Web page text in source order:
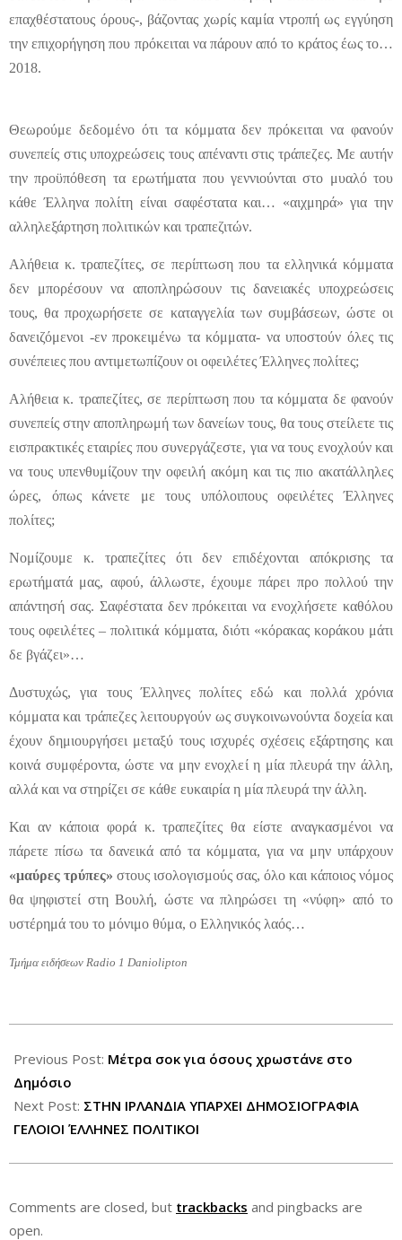
επαχθέστατους όρους-, βάζοντας χωρίς καμία ντροπή ως εγγύηση
την επιχορήγηση που πρόκειται να πάρουν από το κράτος έως το…
2018.
Θεωρούμε δεδομένο ότι τα κόμματα δεν πρόκειται να φανούν
συνεπείς στις υποχρεώσεις τους απέναντι στις τράπεζες. Με αυτήν
την προϋπόθεση τα ερωτήματα που γεννιούνται στο μυαλό του
κάθε Έλληνα πολίτη είναι σαφέστατα και… «αιχμηρά» για την
αλληλεξάρτηση πολιτικών και τραπεζιτών.
Αλήθεια κ. τραπεζίτες, σε περίπτωση που τα ελληνικά κόμματα
δεν μπορέσουν να αποπληρώσουν τις δανειακές υποχρεώσεις
τους, θα προχωρήσετε σε καταγγελία των συμβάσεων, ώστε οι
δανειζόμενοι -εν προκειμένω τα κόμματα- να υποστούν όλες τις
συνέπειες που αντιμετωπίζουν οι οφειλέτες Έλληνες πολίτες;
Αλήθεια κ. τραπεζίτες, σε περίπτωση που τα κόμματα δε φανούν
συνεπείς στην αποπληρωμή των δανείων τους, θα τους στείλετε τις
εισπρακτικές εταιρίες που συνεργάζεστε, για να τους ενοχλούν και
να τους υπενθυμίζουν την οφειλή ακόμη και τις πιο ακατάλληλες
ώρες, όπως κάνετε με τους υπόλοιπους οφειλέτες Έλληνες
πολίτες;
Νομίζουμε κ. τραπεζίτες ότι δεν επιδέχονται απόκρισης τα
ερωτήματά μας, αφού, άλλωστε, έχουμε πάρει προ πολλού την
απάντησή σας. Σαφέστατα δεν πρόκειται να ενοχλήσετε καθόλου
τους οφειλέτες – πολιτικά κόμματα, διότι «κόρακας κοράκου μάτι
δε βγάζει»…
Δυστυχώς, για τους Έλληνες πολίτες εδώ και πολλά χρόνια
κόμματα και τράπεζες λειτουργούν ως συγκοινωνούντα δοχεία και
έχουν δημιουργήσει μεταξύ τους ισχυρές σχέσεις εξάρτησης και
κοινά συμφέροντα, ώστε να μην ενοχλεί η μία πλευρά την άλλη,
αλλά και να στηρίζει σε κάθε ευκαιρία η μία πλευρά την άλλη.
Και αν κάποια φορά κ. τραπεζίτες θα είστε αναγκασμένοι να
πάρετε πίσω τα δανεικά από τα κόμματα, για να μην υπάρχουν
«μαύρες τρύπες» στους ισολογισμούς σας, όλο και κάποιος νόμος
θα ψηφιστεί στη Βουλή, ώστε να πληρώσει τη «νύφη» από το
υστέρημά του το μόνιμο θύμα, ο Eλληνικός λαός…
Τμήμα ειδήσεων Radio 1 Daniolipton
06-
07
Previous Post: Μέτρα σοκ για όσους χρωστάνε στο
Δημόσιο
Next Post: ΣΤΗΝ ΙΡΛΑΝΔΙΑ ΥΠΑΡΧΕΙ ΔΗΜΟΣΙΟΓΡΑΦΙΑ
ΓΕΛΟΙΟΙ ΈΛΛΗΝΕΣ ΠΟΛΙΤΙΚΟΙ
Comments are closed, but trackbacks and pingbacks are
open.